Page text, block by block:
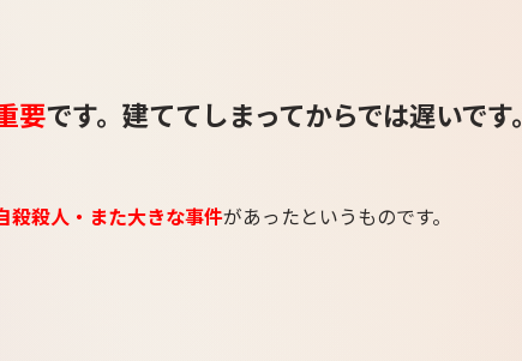
要です。建ててしまってからでは遅いです。
殺殺人・また大きな事件があったというものです。